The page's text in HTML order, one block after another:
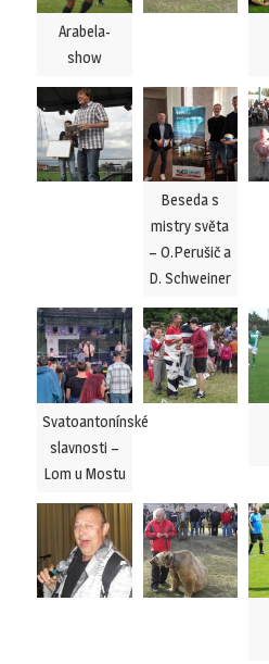
Arabela-
show
Beseda s
mistry světa
– O.Perušič a
D. Schweiner
Svatoantonínské
slavnosti –
Lom u Mostu